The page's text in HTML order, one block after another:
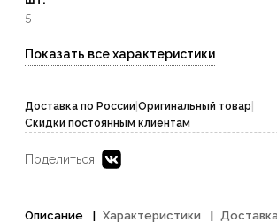
5
Показать все характеристики
Доставка по России Оригинальный товар
Скидки постоянным клиентам
Поделиться:
Описание Характеристики